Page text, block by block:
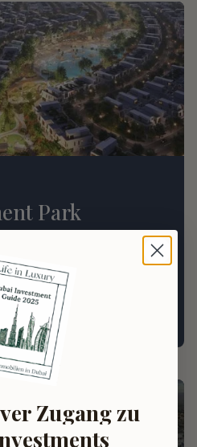
Park
huurinkomsten en
Zugang zu